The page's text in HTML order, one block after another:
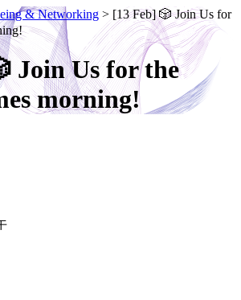
& Networking > [13 Feb] 🎲 Join Us for
Join Us for the
morning!